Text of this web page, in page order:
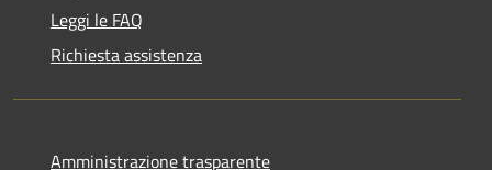
Leggi le FAQ
Richiesta assistenza
Amministrazione trasparente